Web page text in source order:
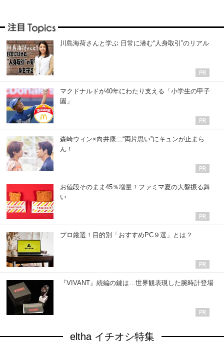
川島海荷さんと学ぶ 日常に潜む“人身取引”のリアル
マクドナルドが40年にわたり支える「小学生の甲子
園」
森崎ウィン×向井康二“両片思い”にキュンが止まら
ん！
お値段そのまま45％増量！ファミマ夏の大盤振る舞
い
プロ厳選！目的別「おすすめPC９選」とは？
『VIVANT』続編の鍵は…世界観表現した腕時計登場
eltha イチオシ特集